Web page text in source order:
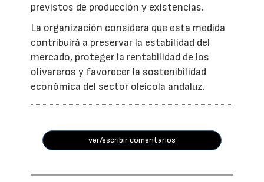
previstos de producción y existencias.
La organización considera que esta medida
contribuirá a preservar la estabilidad del
mercado, proteger la rentabilidad de los
olivareros y favorecer la sostenibilidad
económica del sector oleícola andaluz.
ver/escribir comentarios